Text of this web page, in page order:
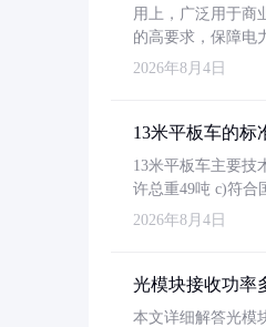
用上，广泛用于商
的高要求，保障电
2026年8月4日
13米平板车的标
13米平板车主要技
许总重49吨 c)符合
2026年8月4日
光模块接收功率
本文详细解答光模